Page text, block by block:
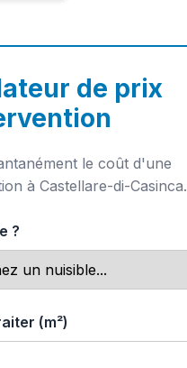
de prix
le coût d'une
à Castellare-di-Casinca.
?
(m²)